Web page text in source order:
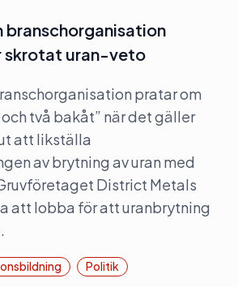
branschorganisation
skrotat uran-veto
pratar om
två bakåt” när det gäller
att likställa
av brytning av uran med
District Metals
att lobba för att uranbrytning
Politik